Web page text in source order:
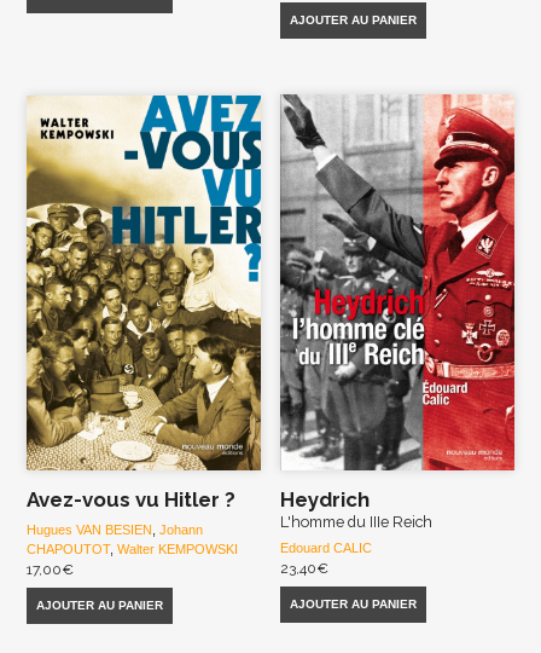
AJOUTER AU PANIER
Avez-vous vu Hitler ?
Hugues VAN BESIEN ,Johann
CHAPOUTOT,Walter KEMPOWSKI
17,00€
AJOUTER AU PANIER
Heydrich
L'homme du IIIe Reich
Edouard CALIC
23,40€
AJOUTER AU PANIER